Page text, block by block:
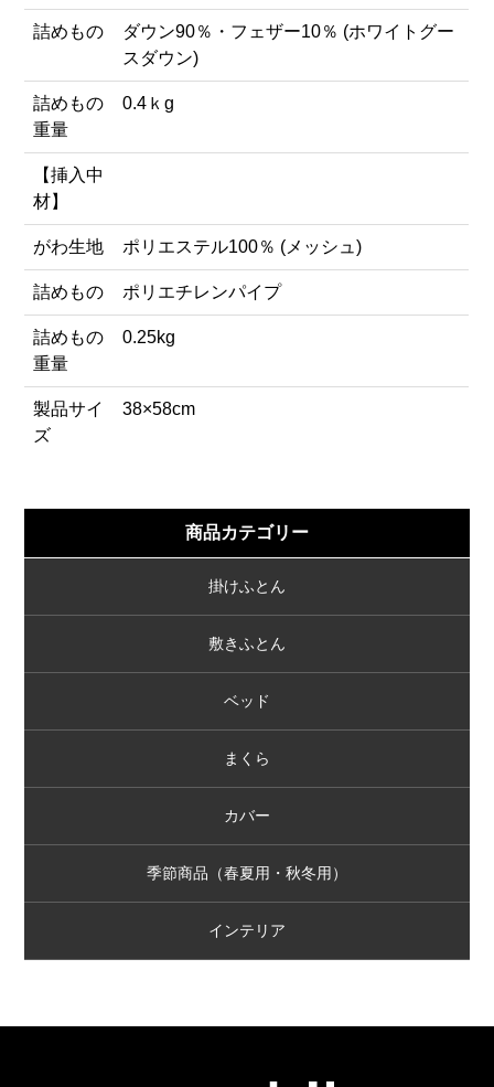
詰めもの
ダウン90％・フェザー10％ (ホワイトグー
スダウン)
詰めもの
重量
0.4ｋg
【挿入中
材】
がわ生地 ポリエステル100％ (メッシュ)
詰めもの ポリエチレンパイプ
詰めもの
重量
0.25kg
製品サイ
ズ
38×58cm
商品カテゴリー
掛けふとん
敷きふとん
ベッド
まくら
カバー
季節商品（春夏用・秋冬用）
インテリア